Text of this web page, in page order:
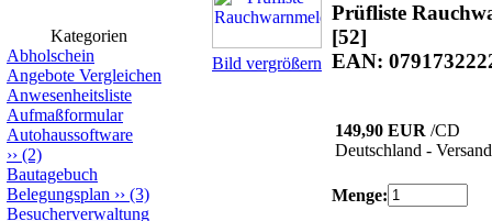
Kategorien
Abholschein
Angebote Vergleichen
Anwesenheitsliste
Aufmaßformular
Autohaussoftware
›› (2)
Bautagebuch
Belegungsplan ›› (3)
Besucherverwaltung
Bild vergrößern
Prüfliste
[52]
EAN:
149,90 EUR /CD
Deutschland -
Menge: